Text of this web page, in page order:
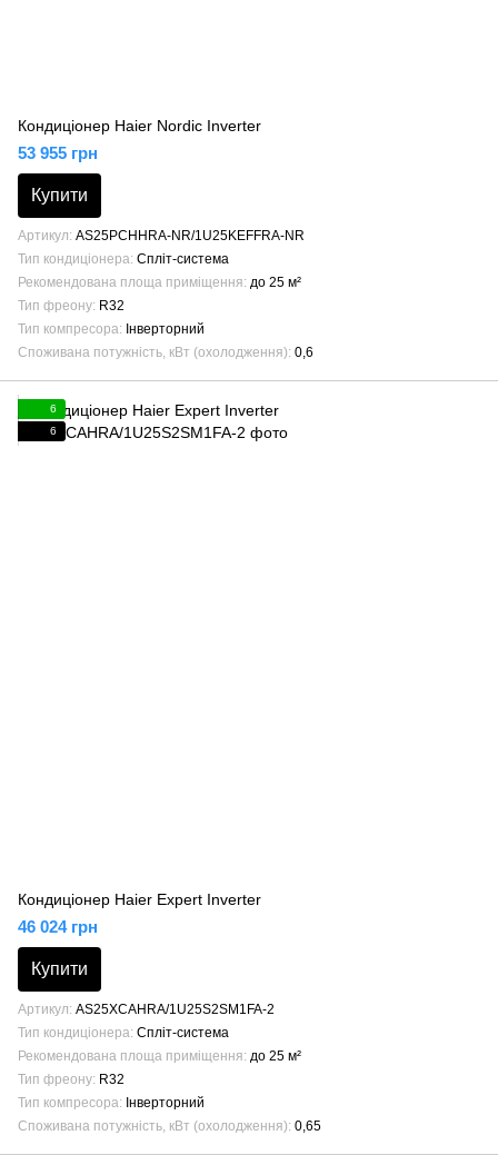
Кондиціонер Haier Nordic Inverter
53 955 грн
Купити
Артикул AS25PCHHRA-NR/1U25KEFFRA-NR
Тип кондиціонера Спліт-система
Рекомендована площа приміщення до 25 м²
Тип фреону R32
Тип компресора
Інверторний
Споживана потужність, кВт (охолодження) 0,6
6
6
Кондиціонер Haier Expert Inverter
46 024 грн
Купити
Артикул AS25XCAHRA/1U25S2SM1FA-2
Тип кондиціонера Спліт-система
Рекомендована площа приміщення до 25 м²
Тип фреону R32
Тип компресора
Інверторний
Споживана потужність, кВт (охолодження) 0,65